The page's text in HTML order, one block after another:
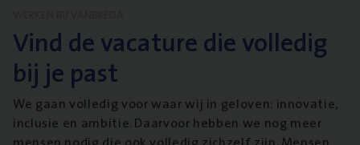
Vind de vacature die volledig
bij je past
We gaan volledig voor waar wij in geloven: innovatie,
inclusie en ambitie. Daarvoor hebben we nog meer